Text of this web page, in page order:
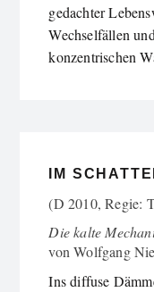
gedachter
Wechselfällen
konzentrischen
IM
(D 2010, Regie:
Die kalte
vonWolfgang
Ins diffuse